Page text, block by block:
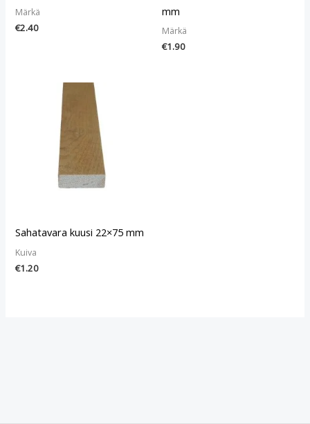
Märkä
€2.40
mm
Märkä
€1.90
Sahatavara kuusi 22×75 mm
Kuiva
€1.20